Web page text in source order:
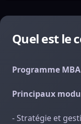
Quel est le
Programme
Principaux
- Stratégie et